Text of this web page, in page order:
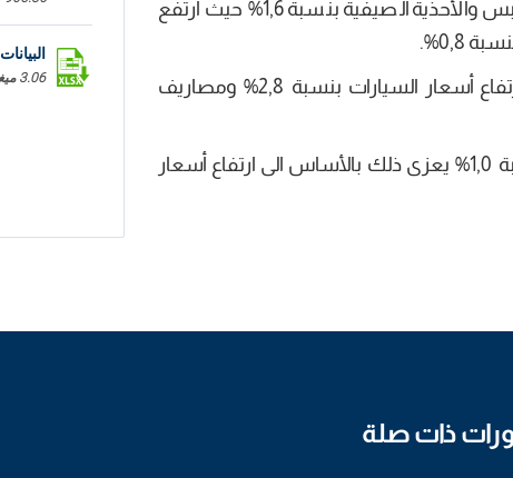
نفس السنة. ويعزى هذا التطور بالأساس إلى ارتفاع مؤشر مجموعة الملابس والأحذية الصيفية بنسبة 1,6% حيث ارتفع
كما سجل مؤشرأسعار مجموعة النقل ارتفاعا بنسبة 1,1% نتيجة تواصل ارتفاع أسعار السيارات بنسبة 2,8% ومصاريف
وفي ذات السياق سجل مؤشر أسعار مجموعة المطاعم والنزل ارتفاعا بنسبة 1,0% يعزى ذلك بالأساس الى ارتفاع أسعار
البيانات
3.06 ميغابايت
ذات صلة